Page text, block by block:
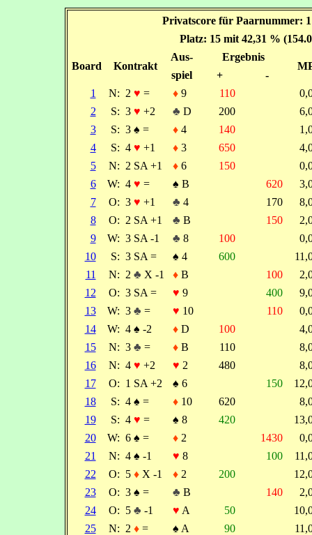
Privatscore für Paarnummer:
Platz: 15 mit 42,31 %
Board Kontrakt
Aus- Ergebnis
spiel +
-
1
N: 2 ♥ = ♦9 110
2
S: 3 ♥ +2 ♣ D 200
3
S: 3 ♠ = ♦4 140
4
S: 4 ♥ +1 ♦3 650
5
N: 2 SA +1 ♦6 150
6
W: 4 ♥ = ♠ B 620
7
O: 3 ♥ +1 ♣ 4 170
8
O: 2 SA +1 ♣ B 150
9
W: 3 SA -1 ♣ 8 100
10
S: 3 SA = ♠ 4 600
11
N: 2 ♣ X -1 ♦B 100
12
O: 3 SA = ♥ 9 400
13
W: 3 ♣ = ♥ 10 110
14
W: 4 ♠ -2 ♦D 100
15
N: 3 ♣ = ♦B 110
16
N: 4 ♥ +2 ♥ 2 480
17
O: 1 SA +2 ♠ 6 150
18
S: 4 ♠ = ♦10 620
19
S: 4 ♥ = ♠ 8 420
20
W: 6 ♠ = ♦2 1430
21
N: 4 ♠ -1 ♥ 8 100
22
O: 5 ♦X -1 ♦2 200
23
O: 3 ♠ = ♣ B 140
24
O: 5 ♣ -1 ♥ A 50
25
N: 2 ♦= ♠ A 90